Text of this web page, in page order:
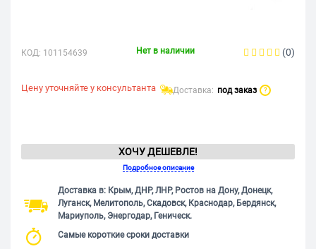
КОД: 101154639 Нет в наличии (0)
Цену уточняйте у консультанта Доставка: под заказ ?
ХОЧУ ДЕШЕВЛЕ!
Подробное описание
Доставка в: Крым, ДНР, ЛНР, Ростов на Дону, Донецк,
Луганск, Мелитополь, Скадовск, Краснодар, Бердянск,
Мариуполь, Энергодар, Геническ.
Самые короткие сроки доставки